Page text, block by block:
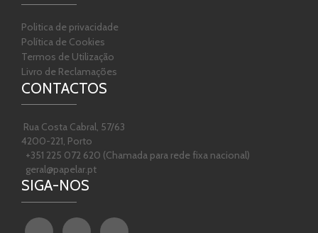
Politica de privacidade
Política de Cookies
Termos de Utilização
Livro de Reclamações
CONTACTOS
Rua Costa Cabral, 57/63
4200-221, Porto
+351 225 072 620 (Chamada para rede fixa nacional)
geral@papelar.pt
SIGA-NOS